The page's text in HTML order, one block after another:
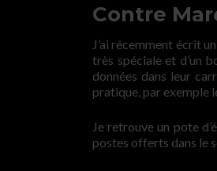
Contre
J’ai récemment écrit
très spéciale et d’un
données dans leur
pratique, par exemple
Je retrouve un pote
postes offerts dans le